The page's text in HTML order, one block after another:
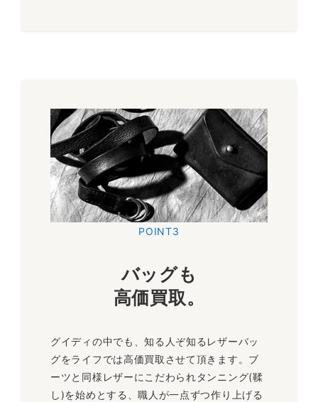
POINT3
バッグも
高価買取。
グイディの中でも、知る人ぞ知るレザーバッ
グをライフでは高価買取させて頂きます。ブ
ーツと同様レザーにこだわられタンニング(鞣
し)を始めとする、職人が一点ずつ作り上げる